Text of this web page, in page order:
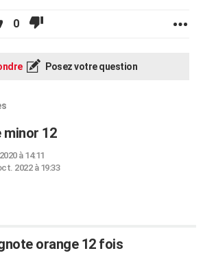
0
Posez votre question
minor 12
à 14:11
2022 à 19:33
orange 12 fois